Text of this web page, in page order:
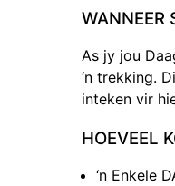
WANNEER
As jy jou
‘n trekking.
inteken vir
HOEVEEL
‘n Enkele